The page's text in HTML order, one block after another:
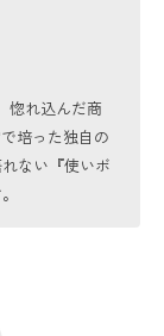
惚れ込んだ商
培った独自の
ない『使いボ